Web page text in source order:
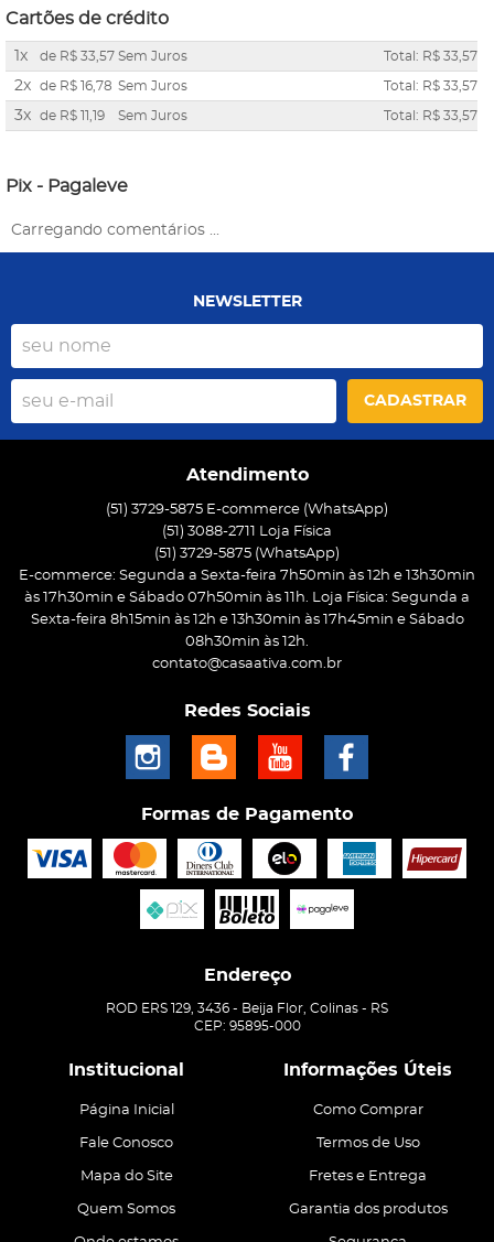
Cartões de crédito
1x de R$ 33,57 Sem Juros Total: R$ 33,57
2x de R$ 16,78 Sem Juros Total: R$ 33,57
3x de R$ 11,19 Sem Juros Total: R$ 33,57
Pix - Pagaleve
Carregando comentários ...
NEWSLETTER
CADASTRAR
Atendimento
(51) 3729-5875 E-commerce (WhatsApp)
(51) 3088-2711 Loja Física
(51) 3729-5875 (WhatsApp)
E-commerce: Segunda a Sexta-feira 7h50min às 12h e 13h30min
às 17h30min e Sábado 07h50min às 11h. Loja Física: Segunda a
Sexta-feira 8h15min às 12h e 13h30min às 17h45min e Sábado
08h30min às 12h.
contato@casaativa.com.br
Redes Sociais
Formas de Pagamento
Endereço
ROD ERS 129, 3436 - Beija Flor, Colinas - RS
CEP: 95895-000
Institucional
Página Inicial
Fale Conosco
Mapa do Site
Quem Somos
Informações Úteis
Como Comprar
Termos de Uso
Fretes e Entrega
Garantia dos produtos